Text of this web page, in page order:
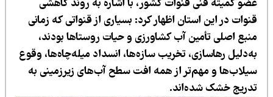
کمیته فنی قنوات کشور، با اشاره به روند کاهشی
در این استان اظهار کرد: بسیاری از قنواتی که زمانی
اصلی تأمین آب کشاورزی و حیات روستاها بودند،
رهاسازی، تخریب سازه‌ها، انسداد میله‌چاه‌ها، وقوع
و مهم‌تر از همه افت سطح آب‌های زیرزمینی به
خشک شده‌اند.